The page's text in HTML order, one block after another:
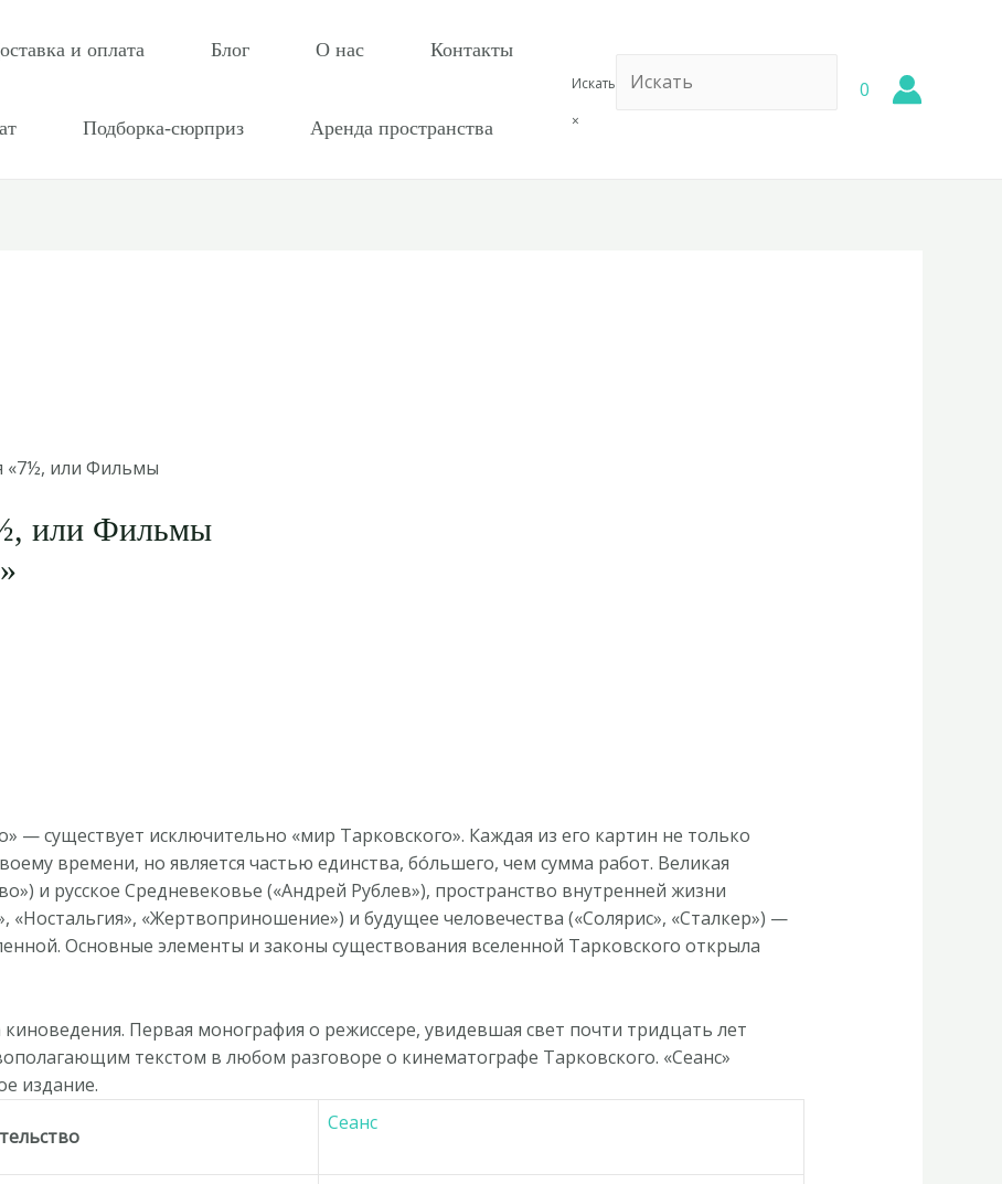
и оплата Блог О нас Контакты
Подборка-сюрприз Аренда пространства
Искать
×
0
«7½, или Фильмы
или Фильмы
— существует исключительно «мир Тарковского». Каждая из его картин не только
времени, но является частью единства, бóльшего, чем сумма работ. Великая
и русское Средневековье («Андрей Рублев»), пространство внутренней жизни
«Ностальгия», «Жертвоприношение») и будущее человечества («Солярис», «Сталкер») —
Основные элементы и законы существования вселенной Тарковского открыла
Первая монография о режиссере, увидевшая свет почти тридцать лет
текстом в любом разговоре о кинематографе Тарковского. «Сеанс»
издание.
Сеанс